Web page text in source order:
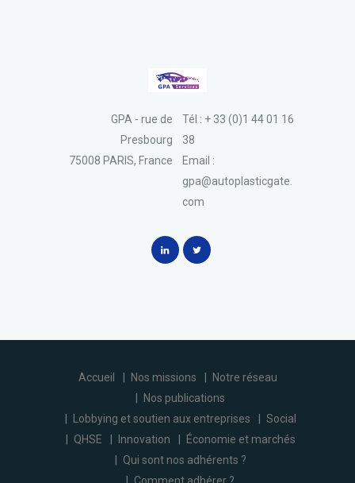
Tél : + 33 (0)1 44 01 16
38
Email :
gpa@autoplasticgate.
com
GPA - rue de
Presbourg
75008 PARIS, France
Accueil Nos missions
Notre réseau
Nos publications
Lobbying et soutien aux entreprises
Social
QHSE
Innovation
Économie et marchés
Qui sont nos adhérents ?